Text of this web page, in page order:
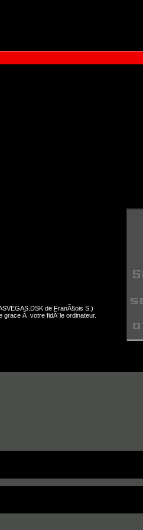
de FranÃ§ois S.)
Ã votre fidÃ¨le ordinateur.